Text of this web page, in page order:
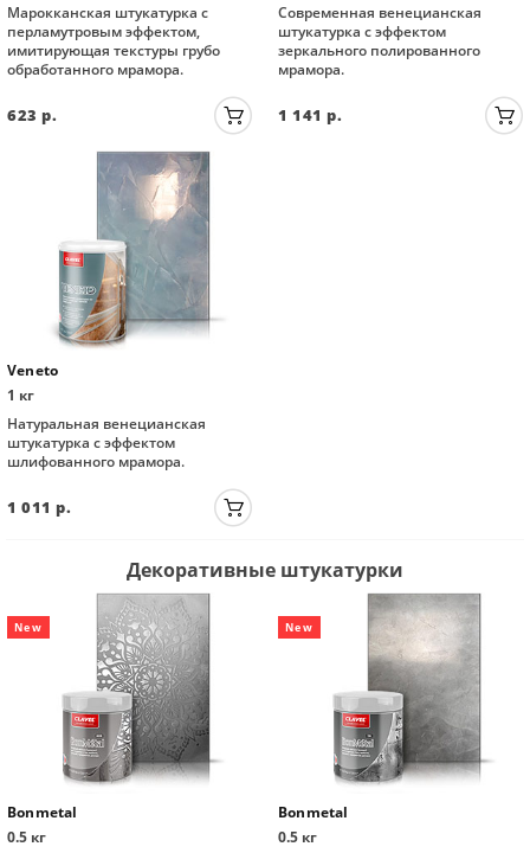
Марокканская штукатурка с
перламутровым эффектом,
имитирующая текстуры грубо
обработанного мрамора.
623 р.
Современная венецианская
штукатурка с эффектом
зеркального полированного
мрамора.
1 141 р.
Veneto
1 кг
Натуральная венецианская
штукатурка с эффектом
шлифованного мрамора.
1 011 р.
Декоративные штукатурки
New
Bonmetal
0.5 кг
New
Bonmetal
0.5 кг